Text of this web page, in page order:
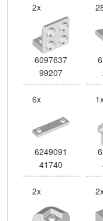
2x
6097637
99207
6x
6249091
41740
2x